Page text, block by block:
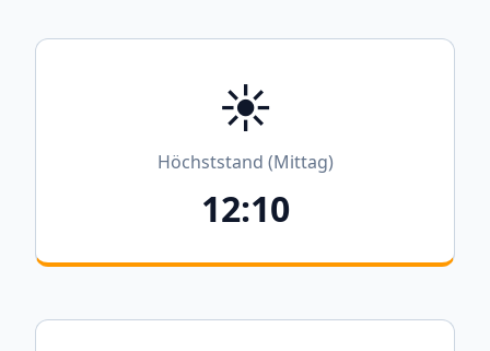
☀️
Höchststand (Mittag)
12:10